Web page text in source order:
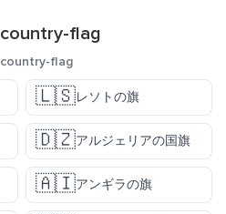
country-flag
country-flag
🇱🇸レソトの旗
🇩🇿アルジェリアの国旗
🇦🇮アンギラの旗